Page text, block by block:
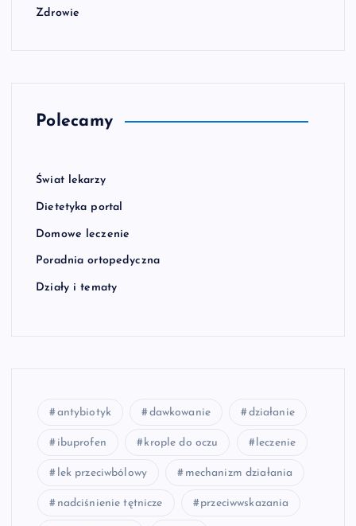
Zdrowie
Polecamy
Świat lekarzy
Dietetyka portal
Domowe leczenie
Poradnia ortopedyczna
Działy i tematy
antybiotyk dawkowanie działanie
ibuprofen krople do oczu leczenie
lek przeciwbólowy mechanizm działania
nadciśnienie tętnicze przeciwwskazania